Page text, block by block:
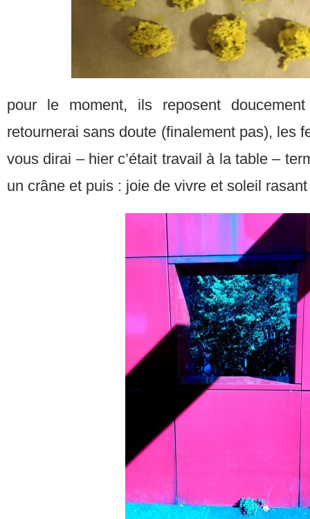
pour le moment, ils reposent
retournerai sans doute (finalement pas), les
vous dirai – hier c’était travail à la table –
un crâne et puis : joie de vivre et soleil rasant